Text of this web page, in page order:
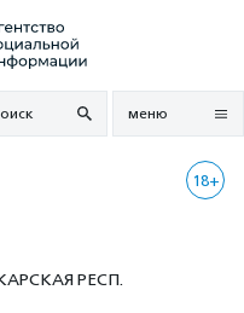
меню
18+
РЕСП.